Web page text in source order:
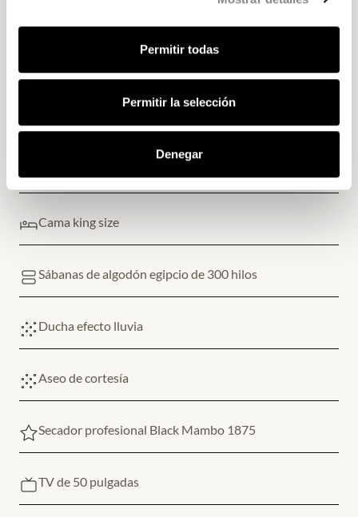
Permitir todas
Permitir la selección
Denegar
Cama king size
Sábanas de algodón egipcio de 300 hilos
Ducha efecto lluvia
Aseo de cortesía
Secador profesional Black Mambo 1875
TV de 50 pulgadas